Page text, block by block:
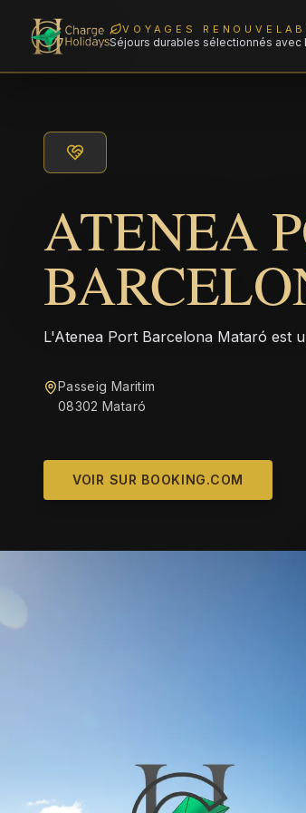
VOYAGES
Séjours durables sélectionnés avec
ATENEA
L'Atenea Port Barcelona Mataró est
Passeig Maritim
08302 Mataró
VOIR SUR BOOKING.COM